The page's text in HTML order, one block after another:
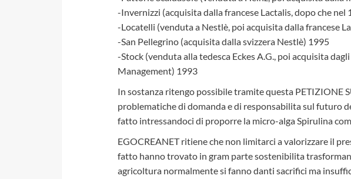
-Invernizzi (acquisita dalla francese Lactalis, dopo che
-Locatelli (venduta a Nestlè, poi acquisita dalla francese
-San Pellegrino (acquisita dalla svizzera Nestlè) 1995
-Stock (venduta alla tedesca Eckes A.G., poi acquisita
Management) 1993
In sostanza ritengo possibile tramite questa PETIZIONE
problematiche di domanda e di responsabilita sul futuro
fatto intressandoci di proporre la micro-alga Spirulina
EGOCREANET ritiene che non limitarci a valorizzare il
fatto hanno trovato in gram parte sostenibilita
agricoltura normalmente si fanno danti sacrifici ma